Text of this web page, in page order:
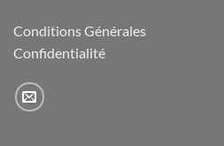
Conditions Générales
Confidentialité